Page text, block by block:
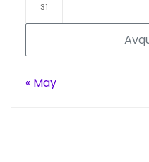
31
« May